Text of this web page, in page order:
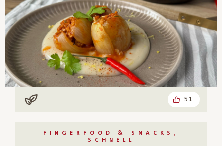
Vegan 51
FINGERFOOD & SNACKS,
SCHNELL